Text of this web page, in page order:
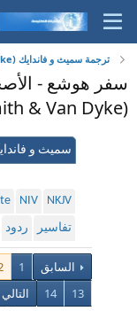
ترجمة سميث و فاندايك (Smith & Van Dyke)
(Smith & Van Dyke)
سميث و
NKJV
NIV
تفاسير
ردود
السابق 1
13
14 التالي